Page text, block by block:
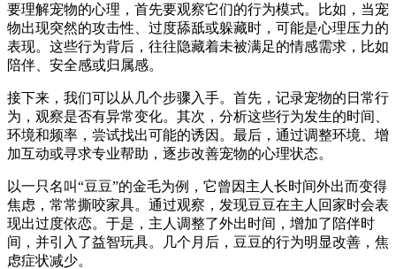
要理解宠物的心理，首先要观察它们的行为模式。比如，当宠
物出现突然的攻击性、过度舔舐或躲藏时，可能是心理压力的
表现。这些行为背后，往往隐藏着未被满足的情感需求，比如
陪伴、安全感或归属感。
接下来，我们可以从几个步骤入手。首先，记录宠物的日常行
为，观察是否有异常变化。其次，分析这些行为发生的时间、
环境和频率，尝试找出可能的诱因。最后，通过调整环境、增
加互动或寻求专业帮助，逐步改善宠物的心理状态。
以一只名叫“豆豆”的金毛为例，它曾因主人长时间外出而变得
焦虑，常常撕咬家具。通过观察，发现豆豆在主人回家时会表
现出过度依恋。于是，主人调整了外出时间，增加了陪伴时
间，并引入了益智玩具。几个月后，豆豆的行为明显改善，焦
虑症状减少。